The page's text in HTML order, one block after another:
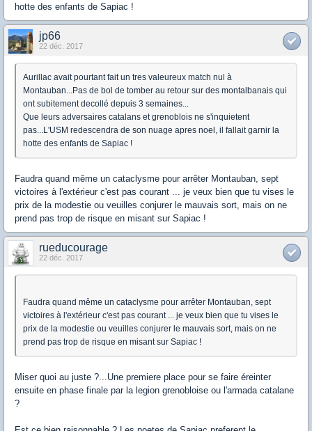
hotte des enfants de Sapiac !
jp66
22 déc. 2017
Aurillac avait pourtant fait un tres valeureux match nul à
Montauban...Pas de bol de tomber au retour sur des montalbanais qui
ont subitement decollé depuis 3 semaines...
Que leurs adversaires catalans et grenoblois ne s'inquietent
pas...L'USM redescendra de son nuage apres noel, il fallait garnir la
hotte des enfants de Sapiac !
Faudra quand même un cataclysme pour arrêter Montauban, sept
victoires à l'extérieur c'est pas courant ... je veux bien que tu vises le
prix de la modestie ou veuilles conjurer le mauvais sort, mais on ne
prend pas trop de risque en misant sur Sapiac !
rueducourage
22 déc. 2017
Faudra quand même un cataclysme pour arrêter Montauban, sept
victoires à l'extérieur c'est pas courant ... je veux bien que tu vises le
prix de la modestie ou veuilles conjurer le mauvais sort, mais on ne
prend pas trop de risque en misant sur Sapiac !
Miser quoi au juste ?...Une premiere place pour se faire éreinter
ensuite en phase finale par la legion grenobloise ou l'armada catalane
?